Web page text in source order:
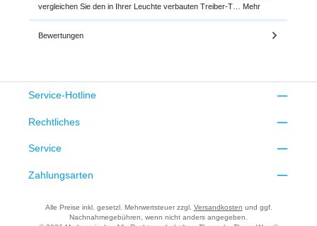
vergleichen Sie den in Ihrer Leuchte verbauten Treiber-T… Mehr
Bewertungen
Service-Hotline
Rechtliches
Service
Zahlungsarten
Alle Preise inkl. gesetzl. Mehrwertsteuer zzgl. Versandkosten und ggf.
Nachnahmegebühren, wenn nicht anders angegeben.